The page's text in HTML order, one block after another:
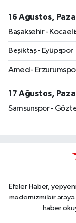
16 Ağustos,
Başakşehir -
Beşiktaş - Eyüpspor
Amed -
17 Ağustos,
Samsunspor -
Efeler Haber,
modernizmi bir
haber